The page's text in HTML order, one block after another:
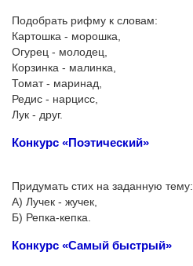
Подобрать рифму к словам:
Картошка - морошка,
Огурец - молодец,
Корзинка - малинка,
Томат - маринад,
Редис - нарцисс,
Лук - друг.
Конкурс «Поэтический»
Придумать стих на заданную тему:
А) Лучек - жучек,
Б) Репка-кепка.
Конкурс «Самый быстрый»